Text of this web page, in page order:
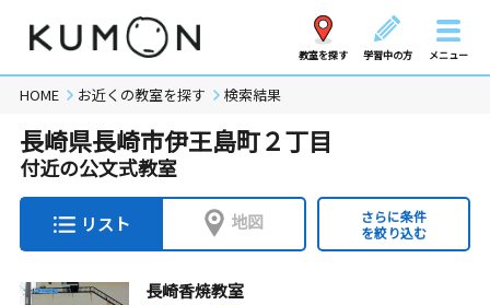
教室を探す 学習中の方 メニュー
HOME お近くの教室を探す 検索結果
長崎県長崎市伊王島町２丁目
付近の公文式教室
リスト 地図
さらに条件
を絞り込む
長崎香焼教室